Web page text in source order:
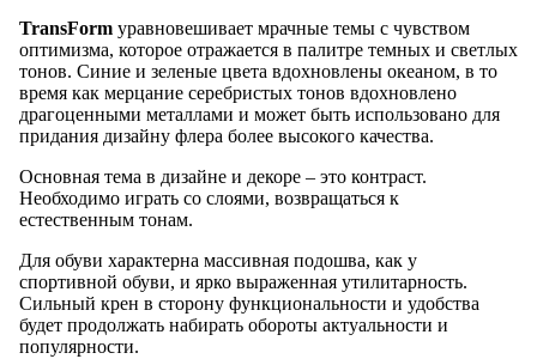
TransForm уравновешивает мрачные темы с чувством
оптимизма, которое отражается в палитре темных и светлых
тонов. Синие и зеленые цвета вдохновлены океаном, в то
время как мерцание серебристых тонов вдохновлено
драгоценными металлами и может быть использовано для
придания дизайну флера более высокого качества.
Основная тема в дизайне и декоре – это контраст.
Необходимо играть со слоями, возвращаться к
естественным тонам.
Для обуви характерна массивная подошва, как у
спортивной обуви, и ярко выраженная утилитарность.
Сильный крен в сторону функциональности и удобства
будет продолжать набирать обороты актуальности и
популярности.